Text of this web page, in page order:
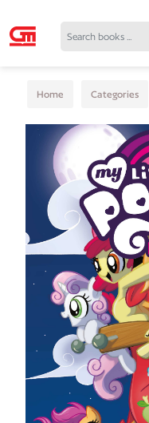
Home Categories